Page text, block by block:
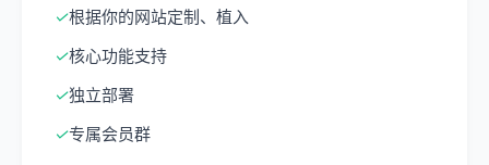
✓根据你的网站定制、植入
✓核心功能支持
✓独立部署
✓专属会员群